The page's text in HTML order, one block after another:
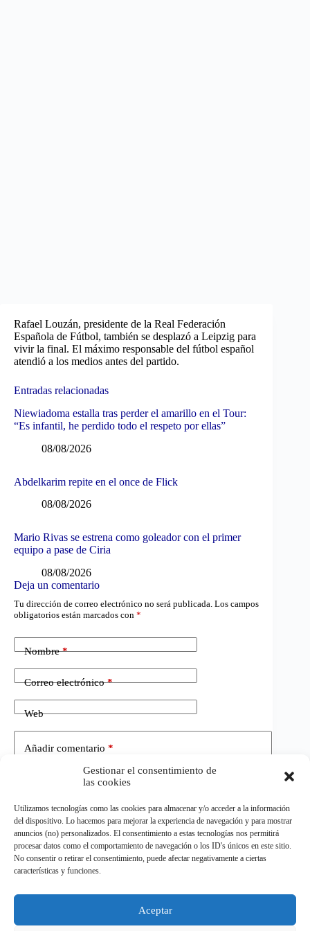
Gestionar el consentimiento de
las cookies
Utilizamos tecnologías como las cookies para almacenar y/o acceder a la información
del dispositivo. Lo hacemos para mejorar la experiencia de navegación y para mostrar
anuncios (no) personalizados. El consentimiento a estas tecnologías nos permitirá
procesar datos como el comportamiento de navegación o los ID's únicos en este sitio.
No consentir o retirar el consentimiento, puede afectar negativamente a ciertas
características y funciones.
Aceptar
Rafael Louzán, presidente de la Real Federación
Española de Fútbol, también se desplazó a Leipzig para
vivir la final. El máximo responsable del fútbol español
atendió a los medios antes del partido.
Entradas relacionadas
Niewiadoma estalla tras perder el amarillo en el Tour:
“Es infantil, he perdido todo el respeto por ellas”
08/08/2026
Abdelkarim repite en el once de Flick
08/08/2026
Mario Rivas se estrena como goleador con el primer
equipo a pase de Ciria
08/08/2026
Deja un comentario
Tu dirección de correo electrónico no será publicada. Los campos
obligatorios están marcados con *
Nombre*
Correo electrónico*
Web
Añadir comentario *
Publicar el comentario